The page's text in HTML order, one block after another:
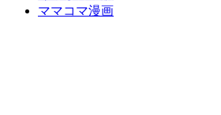
ママコマ漫画